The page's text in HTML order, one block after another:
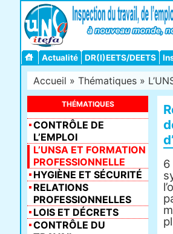
Actualité DR(I)EETS/DEETS
Accueil » Thématiques »
THÉMATIQUES
CONTRÔLE DE
L’EMPLOI
L’UNSA ET FORMATION
PROFESSIONNELLE
HYGIÈNE ET SÉCURITÉ
RELATIONS
PROFESSIONNELLES
LOIS ET DÉCRETS
CONTRÔLE DU